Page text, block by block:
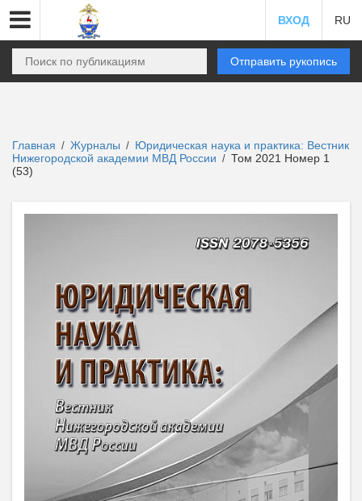
ВХОД RU
Отправить рукопись
Главная / Журналы / Юридическая наука и практика: Вестник
Нижегородской академии МВД России / Том 2021 Номер 1
(53)